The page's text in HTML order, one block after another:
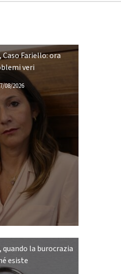
Fariello: ora
veri
08/2026
quando la burocrazia
esiste